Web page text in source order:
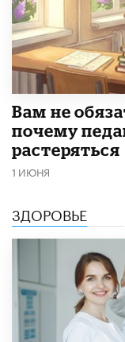
​Вам не
почему
растеряться
1 ИЮНЯ
ЗДОРОВЬЕ